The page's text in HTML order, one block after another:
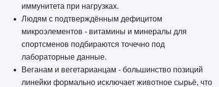
иммунитета при нагрузках.
Людям с подтверждённым дефицитом
микроэлементов - витамины и минералы для
спортсменов подбираются точечно под
лабораторные данные.
Веганам и вегетарианцам - большинство позиций
линейки формально исключает животное сырьё, что